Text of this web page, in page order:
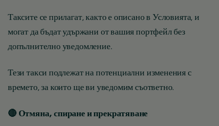
Таксите се прилагат, както е описано в Условията, и
могат да бъдат удържани от вашия портфейл без
допълнително уведомление.
Тези такси подлежат на потенциални изменения с
времето, за които ще ви уведомим съответно.
🔴 Отмяна, спиране и прекратяване